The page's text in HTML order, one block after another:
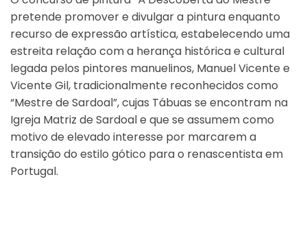
pretende promover e divulgar a pintura enquanto
recurso de expressão artística, estabelecendo uma
estreita relação com a herança histórica e cultural
legada pelos pintores manuelinos, Manuel Vicente e
Vicente Gil, tradicionalmente reconhecidos como
“Mestre de Sardoal”, cujas Tábuas se encontram na
Igreja Matriz de Sardoal e que se assumem como
motivo de elevado interesse por marcarem a
transição do estilo gótico para o renascentista em
Portugal.